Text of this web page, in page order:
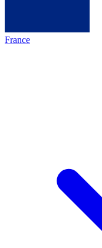
France